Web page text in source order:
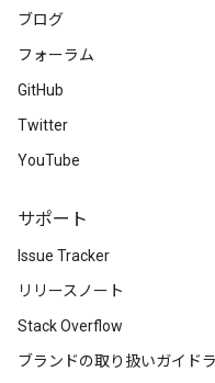
ブログ
フォーラム
GitHub
Twitter
YouTube
サポート
Issue Tracker
リリースノート
Stack Overflow
ブランドの取り扱いガイド